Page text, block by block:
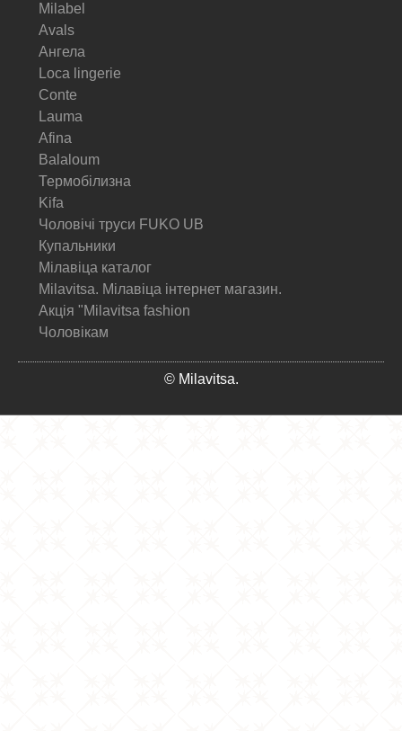
Milabel
Avals
Ангела
Loca lingerie
Conte
Lauma
Afina
Balaloum
Термобілизна
Kifa
Чоловічі труси FUKO UB
Купальники
Мілавіца каталог
Milavitsa. Мілавіца інтернет магазин.
Акція "Milavitsa fashion
Чоловікам
© Milavitsa.